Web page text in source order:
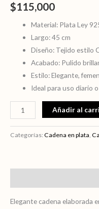
$115,000
Material: Plata Ley
Largo: 45 cm
Diseño: Tejido estilo
Acabado: Pulido
Estilo: Elegante,
Ideal para uso diario
Añadir al
Categorías:Cadena en plata
Elegante cadena elaborada